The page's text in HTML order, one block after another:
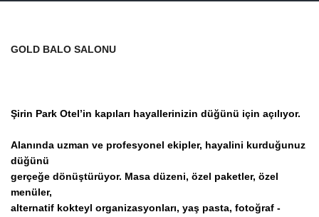
GOLD BALO SALONU
Şirin Park Otel’in kapıları hayallerinizin düğünü için açılıyor.
Alanında uzman ve profesyonel ekipler, hayalini kurduğunuz
düğünü
gerçeğe dönüştürüyor. Masa düzeni, özel paketler, özel
menüler,
alternatif kokteyl organizasyonları, yaş pasta, fotoğraf -